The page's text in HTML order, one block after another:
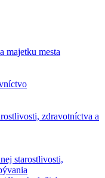
majetku mesta
zdravotníctva a
starostlivosti,